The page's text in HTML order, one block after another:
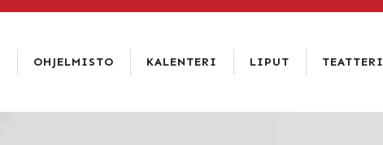
OHJELMISTO KALENTERI
LIPUT
TEATTERI